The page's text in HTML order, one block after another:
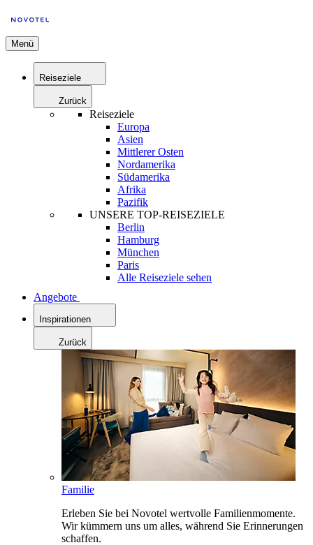
Menü
Reiseziele
Zurück
Reiseziele
Europa
Asien
Mittlerer Osten
Nordamerika
Südamerika
Afrika
Pazifik
UNSERE TOP-REISEZIELE
Berlin
Hamburg
München
Paris
Alle Reiseziele sehen
Angebote
Inspirationen
Zurück
Familie
Erleben Sie bei Novotel wertvolle Familienmomente.
Wir kümmern uns um alles, während Sie Erinnerungen
schaffen.